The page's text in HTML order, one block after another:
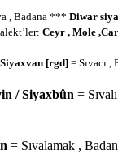
, Badana *** Diwar
Ceyr , Mole
[rgd] = Sıvacı ,
/ Siyaxbûn =
= Sıvalamak ,